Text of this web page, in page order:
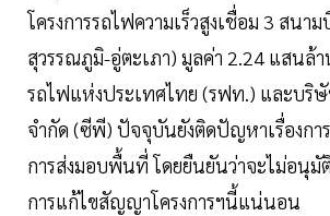
โครงการรถไฟความเร็วสูงเชื่อม 3 สนา
สุวรรณภูมิ-อู่ตะเภา) มูลค่า 2.24 แสนล้า
รถไฟแห่งประเทศไทย (รฟท.) และบริษั
จำกัด (ซีพี) ปัจจุบันยังติดปัญหาเรื่องก
การส่งมอบพื้นที่ โดยยืนยันว่าจะไม่อนุมั
การแก้ไขสัญญาโครงการฯนี้แน่นอน